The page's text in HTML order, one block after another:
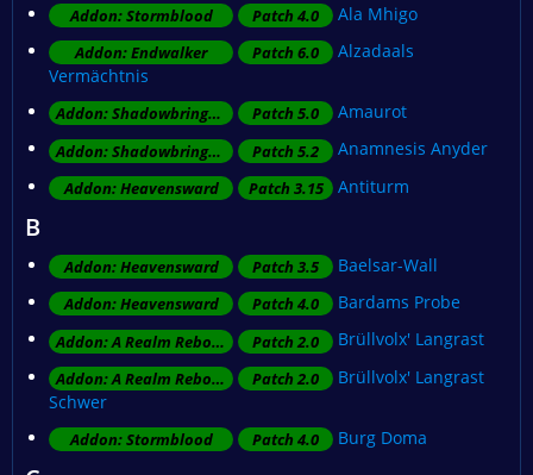
Addon: Stormblood Patch 4.0 Ala Mhigo
Addon: Endwalker Patch 6.0
Alzadaals
Vermächtnis
Addon: Shadowbringers Patch 5.0 Amaurot
Addon: Shadowbringers Patch 5.2 Anamnesis Anyder
Addon: Heavensward Patch 3.15 Antiturm
B
Addon: Heavensward Patch 3.5 Baelsar-Wall
Addon: Heavensward Patch 4.0 Bardams Probe
Addon: A Realm Reborn Patch 2.0 Brüllvolx' Langrast
Addon: A Realm Reborn Patch 2.0
Brüllvolx' Langrast
Schwer
Addon: Stormblood Patch 4.0 Burg Doma